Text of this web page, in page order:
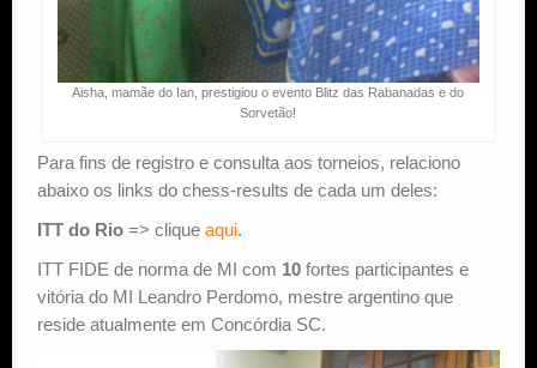
Aisha, mamãe do Ian, prestigiou o evento Blitz das Rabanadas e do
Sorvetão!
Para fins de registro e consulta aos torneios, relaciono
abaixo os links do chess-results de cada um deles:
ITT do Rio => clique aqui.
ITT FIDE de norma de MI com 10 fortes participantes e
vitória do MI Leandro Perdomo, mestre argentino que
reside atualmente em Concórdia SC.